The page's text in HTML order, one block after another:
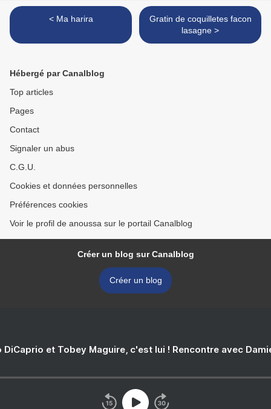
< Ma harira
Gratin de coquilletes facon
lasagne >
Hébergé par Canalblog
Top articles
Pages
Contact
Signaler un abus
C.G.U.
Cookies et données personnelles
Préférences cookies
Voir le profil de anoussa sur le portail Canalblog
Créer un blog sur Canalblog
Créer un blog
DiCaprio et Tobey Maguire, c'est lui ! Rencontre avec